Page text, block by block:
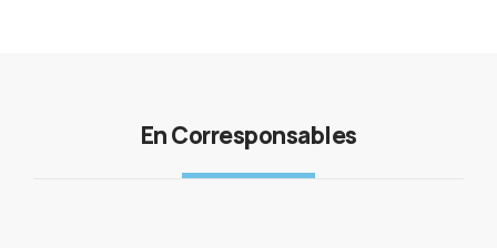
En Corresponsables